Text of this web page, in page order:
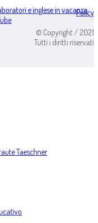
e inglese in vacanza
Taeschner
Policy
© Copyright / 2021
Tutti i diritti riservati